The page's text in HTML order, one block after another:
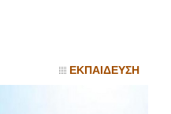
ΕΚΠΑΙΔΕΥΣΗ